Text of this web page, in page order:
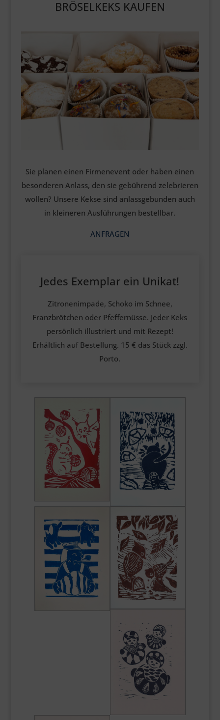
BRÖSELKEKS KAUFEN
Sie planen einen Firmenevent oder haben einen
besonderen Anlass, den sie gebührend zelebrieren
wollen? Unsere Kekse sind anlassgebunden auch
in kleineren Ausführungen bestellbar.
ANFRAGEN
Jedes Exemplar ein Unikat!
Zitronenimpade, Schoko im Schnee,
Franzbrötchen oder Pfeffernüsse. Jeder Keks
persönlich illustriert und mit Rezept!
Erhältlich auf Bestellung. 15 € das Stück zzgl.
Porto.